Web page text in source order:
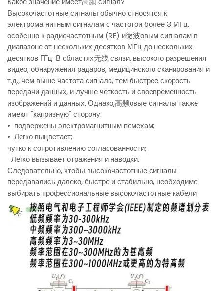
Высокочастотные сигналы обычно относятся к
электромагнитным сигналам с частотой более 3 МГц,
особенно к радиочастотным (RF) и微波овым сигналам в
диапазоне от нескольких десятков МГц до нескольких
десятков ГГц. В областях无线 связи, высокого разрешения
видео, обнаружения радаров, медицинского сканирования и
т.д., чем выше частота сигнала, тем быстрее скорость
передачи данных, и лучше четкость и своевременность
изображений и данных. Однако,高频овые сигналы также
имеют "капризную" сторону:
• подвержены электромагнитным помехам;
• Легко выцветает;
чутко к сопротивлению согласованности;
Легко вызывает отражения и наводки.
Следовательно, чтобы высокочастотные сигналы
передавались далеко, быстро и стабильно, необходимо
выбирать профессиональные высокочастотные кабели.